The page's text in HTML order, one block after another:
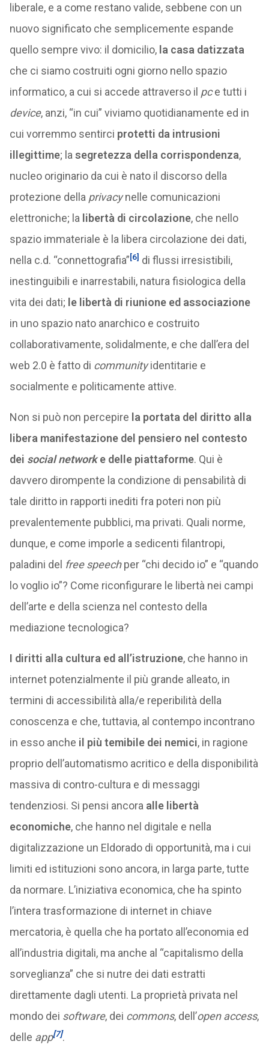
liberale, e a come restano valide, sebbene con un
nuovo significato che semplicemente espande
quello sempre vivo: il domicilio, la casa datizzata
che ci siamo costruiti ogni giorno nello spazio
informatico, a cui si accede attraverso il pce tutti i
device, anzi, “in cui” viviamo quotidianamente ed in
cui vorremmo sentirci protetti da intrusioni
illegittime; la segretezza della corrispondenza,
nucleo originario da cui è nato il discorso della
protezione della privacynelle comunicazioni
elettroniche; la libertà di circolazione, che nello
spazio immateriale è la libera circolazione dei dati,
nella c.d. “connettografia”[6] di flussi irresistibili,
inestinguibili e inarrestabili, natura fisiologica della
vita dei dati; le libertà di riunione ed associazione
in uno spazio nato anarchico e costruito
collaborativamente, solidalmente, e che dall’era del
web 2.0 è fatto di communityidentitarie e
socialmente e politicamente attive.
Non si può non percepire la portata del diritto alla
libera manifestazione del pensiero nel contesto
dei social networke delle piattaforme. Qui è
davvero dirompente la condizione di pensabilità di
tale diritto in rapporti inediti fra poteri non più
prevalentemente pubblici, ma privati. Quali norme,
dunque, e come imporle a sedicenti filantropi,
paladini del free speechper “chi decido io” e “quando
lo voglio io”? Come riconfigurare le libertà nei campi
dell’arte e della scienza nel contesto della
mediazione tecnologica?
I diritti alla cultura ed all’istruzione, che hanno in
internet potenzialmente il più grande alleato, in
termini di accessibilità alla/e reperibilità della
conoscenza e che, tuttavia, al contempo incontrano
in esso anche il più temibile dei nemici, in ragione
proprio dell’automatismo acritico e della disponibilità
massiva di contro-cultura e di messaggi
tendenziosi. Si pensi ancora alle libertà
economiche, che hanno nel digitale e nella
digitalizzazione un Eldorado di opportunità, ma i cui
limiti ed istituzioni sono ancora, in larga parte, tutte
da normare. L’iniziativa economica, che ha spinto
l’intera trasformazione di internet in chiave
mercatoria, è quella che ha portato all’economia ed
all’industria digitali, ma anche al “capitalismo della
sorveglianza” che si nutre dei dati estratti
direttamente dagli utenti. La proprietà privata nel
mondo dei software, dei commons, dell’open access,
delle app[7].